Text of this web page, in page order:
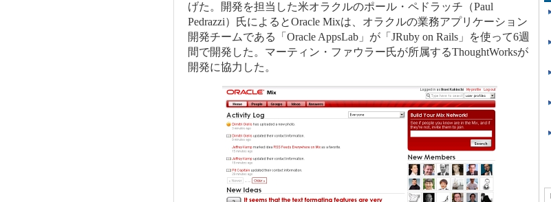
げた。開発を担当した米オラクルのポール・ペドラッチ（Paul
Pedrazzi）氏によるとOracle Mixは、オラクルの業務アプリケーション
開発チームである「Oracle AppsLab」が「JRuby on Rails」を使って6週
間で開発した。マーティン・ファウラー氏が所属するThoughtWorksが
開発に協力した。